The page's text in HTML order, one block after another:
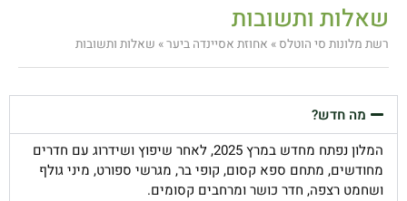
שאלות ותשובות
רשת מלונות סי הוטלס » אחוזת אסיינדה ביער» שאלות ותשובות
מה חדש?
המלון נפתח מחדש במרץ 2025, לאחר שיפוץ ושידרוג עם חדרים
מחודשים, מתחם ספא קסום, קופי בר, מגרשי ספורט, מיני גולף
ושחמט רצפה, חדר כושר ומרחבים קסומים.